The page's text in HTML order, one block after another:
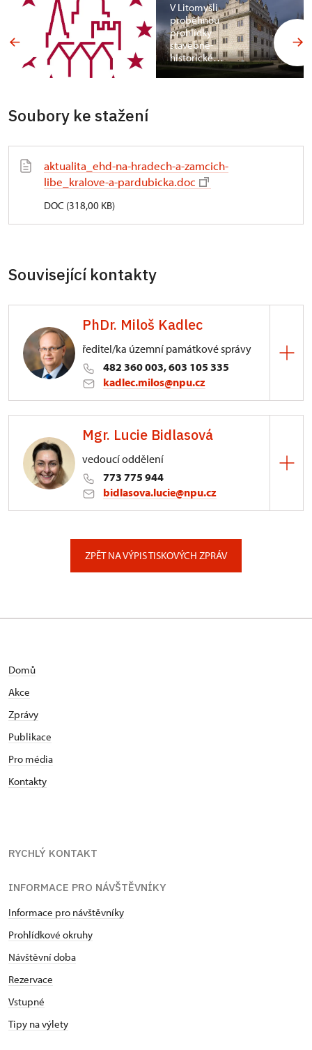
V Litomyšli
proběhnou
prohlídky
stavebně-
historické…
Soubory ke stažení
aktualita_ehd-na-hradech-a-zamcich-
libe_kralove-a-pardubicka.doc
DOC (318,00 KB)
Související kontakty
PhDr. Miloš Kadlec
ředitel/ka územní památkové správy
482 360 003, 603 105 335
kadlec.milos@npu.cz
3/, Sychrov 3
Mgr. Lucie Bidlasová
vedoucí oddělení
773 775 944
bidlasova.lucie@npu.cz
ZPĚT NA VÝPIS TISKOVÝCH ZPRÁV
Domů
Akce
Zprávy
Publikace
Pro média
Kontakty
RYCHLÝ KONTAKT
INFORMACE PRO NÁVŠTĚVNÍKY
Informace pro návštěvníky
Prohlídkové okruhy
Návštěvní doba
Rezervace
Vstupné
Tipy na výlety